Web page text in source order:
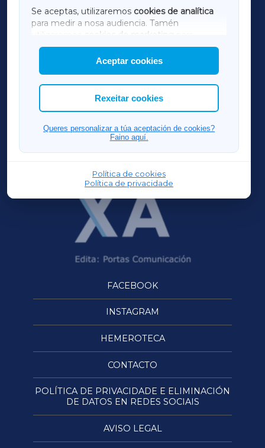
Se aceptas, utilizaremos cookies de analítica
para medir a nosa audiencia. Tamén
utilizaremos
cookies de marketing
mostrar publicidade de terceiros.
Así mesmo, podes personalizar a elección das
cookies que desexas permitir.
Aceptar cookies
Rexeitar cookies
Queres personalizar a túa aceptación de cookies?
Faino aquí.
Política de cookies
Política de privacidade
AMARIÑAXA
RIBEIRASACRAXA
ACORUÑAXA
FERROLXA
OURENSEXA
FACEBOOK
INSTAGRAM
HEMEROTECA
CONTACTO
POLÍTICA DE PRIVACIDADE E ELIMINACIÓN
DE DATOS EN REDES SOCIAIS
AVISO LEGAL